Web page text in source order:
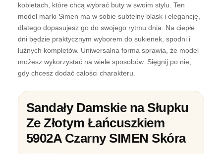
kobietach, które chcą wybrać buty w swoim stylu. Ten
model marki Simen ma w sobie subtelny blask i elegancję,
dlatego dopasujesz go do swojego rytmu dnia. Na ciepłe
dni będzie praktycznym wyborem do sukienek, spodni i
luźnych kompletów. Uniwersalna forma sprawia, że model
możesz wykorzystać na wiele sposobów. Sięgnij po nie,
gdy chcesz dodać całości charakteru.
Sandały Damskie na Słupku
Ze Złotym Łańcuszkiem
5902A Czarny SIMEN Skóra